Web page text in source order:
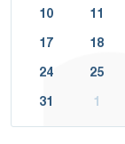
10 11
17 18
24 25
31 1